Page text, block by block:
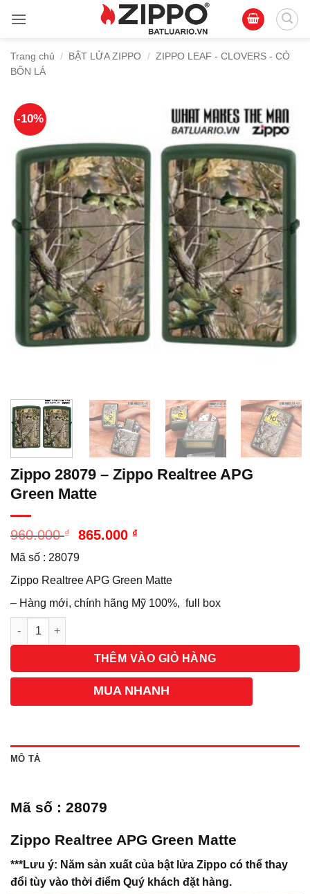
qua
dungTrang chủ / BẬT LỬA ZIPPO / ZIPPO LEAF - CLOVERS - CỎ
BỐN LÁ
-10%
Zippo 28079 – Zippo Realtree APG
Green Matte
960.000₫
Giá
là:
960.000 ₫.
865.000 ₫
là:
Mã số : 28079
Zippo Realtree APG Green Matte
– Hàng mới, chính hãng Mỹ 100%, full box
Số lượng
THÊM VÀO GIỎ HÀNG
MUA NHANH
MÔ TẢ
Mã số : 28079
Zippo Realtree APG Green Matte
***Lưu ý: Năm sản xuất của bật lửa Zippo có thể thay
đổi tùy vào thời điểm Quý khách đặt hàng.